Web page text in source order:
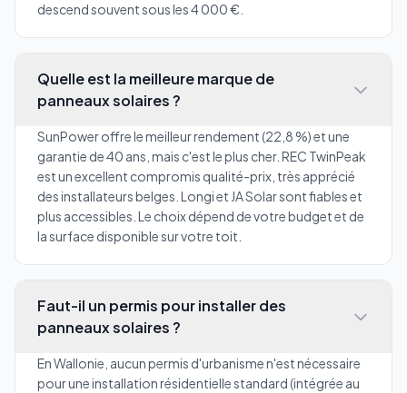
descend souvent sous les 4 000 €.
Quelle est la meilleure marque de
panneaux solaires ?
SunPower offre le meilleur rendement (22,8 %) et une
garantie de 40 ans, mais c'est le plus cher. REC TwinPeak
est un excellent compromis qualité-prix, très apprécié
des installateurs belges. Longi et JA Solar sont fiables et
plus accessibles. Le choix dépend de votre budget et de
la surface disponible sur votre toit.
Faut-il un permis pour installer des
panneaux solaires ?
En Wallonie, aucun permis d'urbanisme n'est nécessaire
pour une installation résidentielle standard (intégrée au